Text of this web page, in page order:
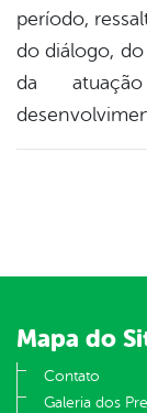
período,
do diálogo,
da
Mapa do
Contato
Galeria dos